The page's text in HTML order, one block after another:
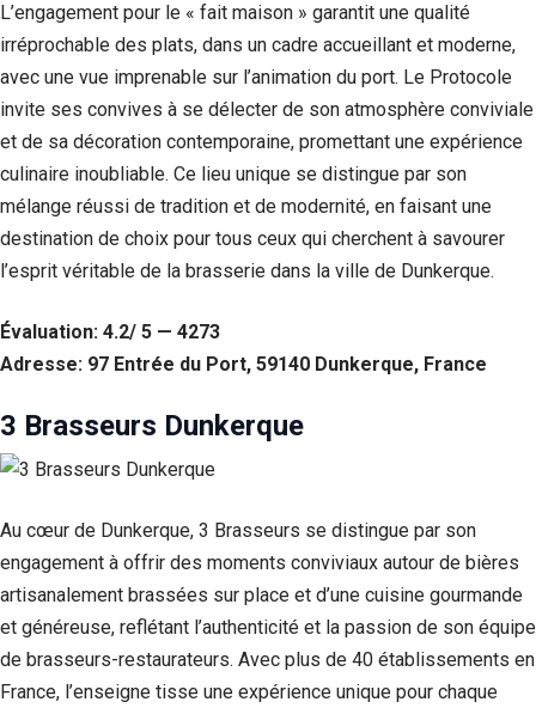
L’engagement pour le « fait maison » garantit une qualité
irréprochable des plats, dans un cadre accueillant et moderne,
avec une vue imprenable sur l’animation du port. Le Protocole
invite ses convives à se délecter de son atmosphère conviviale
et de sa décoration contemporaine, promettant une expérience
culinaire inoubliable. Ce lieu unique se distingue par son
mélange réussi de tradition et de modernité, en faisant une
destination de choix pour tous ceux qui cherchent à savourer
l’esprit véritable de la brasserie dans la ville de Dunkerque.
Évaluation: 4.2/ 5 — 4273
Adresse: 97 Entrée du Port, 59140 Dunkerque, France
3 Brasseurs Dunkerque
Au cœur de Dunkerque, 3 Brasseurs se distingue par son
engagement à offrir des moments conviviaux autour de bières
artisanalement brassées sur place et d’une cuisine gourmande
et généreuse, reflétant l’authenticité et la passion de son équipe
de brasseurs-restaurateurs. Avec plus de 40 établissements en
France, l’enseigne tisse une expérience unique pour chaque